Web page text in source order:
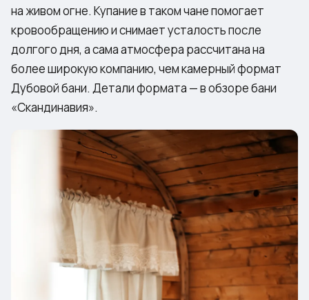
на живом огне. Купание в таком чане помогает
кровообращению и снимает усталость после
долгого дня, а сама атмосфера рассчитана на
более широкую компанию, чем камерный формат
Дубовой бани. Детали формата — вобзоре бани
«Скандинавия».